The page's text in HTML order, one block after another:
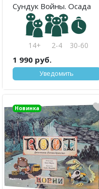
Сундук Войны. Осада
14+ 2-4 30-60
1 990 руб.
Уведомить
Новинка